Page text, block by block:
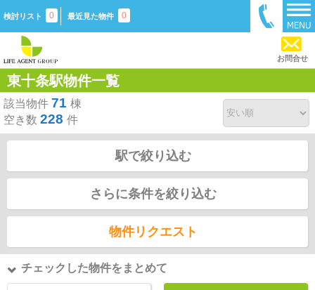
検討リスト 0 最近見た物件 0
お問合せ
東十条駅物件一覧
該当物件 71 棟
空き数 228 件
駅で絞り込む
さらに条件を絞り込む
物件リクエスト
チェックした物件をまとめて